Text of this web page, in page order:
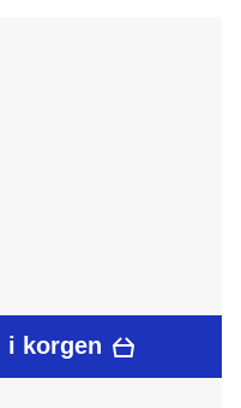
i korgen